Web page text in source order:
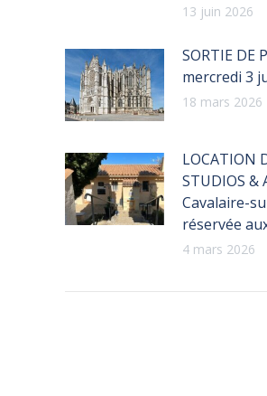
13 juin 2026
SORTIE DE
mercredi 3
18 mars 2026
LOCATION
STUDIOS &
Cavalaire-
réservée
4 mars 2026